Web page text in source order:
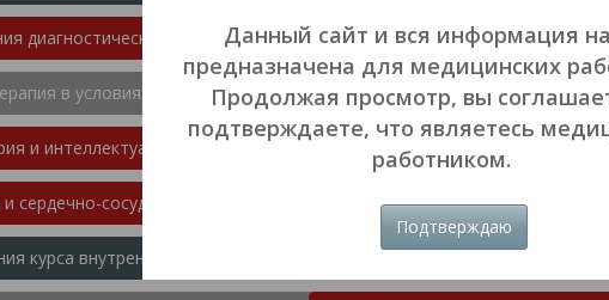
диагностических подходов в терапии Клиническая гепатология
в условиях коморбидности Междисциплинарные проблемы
и интеллектуальные технологии Сердечная недостаточность и
сердечно-сосудистая хирургия Клиническая гемостазиология и
курса внутренних болезней в специалитете и в постдипломном
Данный сайт и вся информация
предназначена для медицинских
Продолжая просмотр, вы
подтверждаете, что являетесь
работником.
Подтверждаю